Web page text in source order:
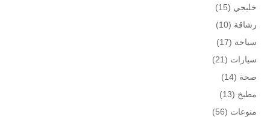
خليجي (15)
رشاقة (10)
سياحة (17)
سيارات (21)
صحة (14)
مطبخ (13)
منوعات (56)